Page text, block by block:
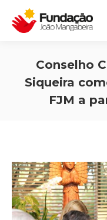
Conselho
Siqueira
FJM a